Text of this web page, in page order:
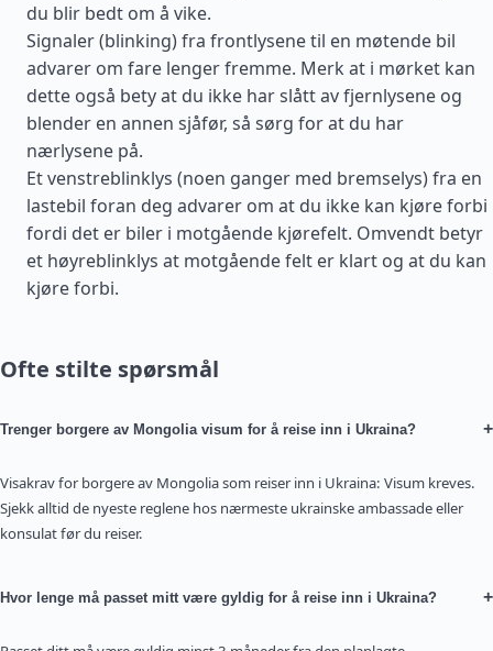
du blir bedt om å vike.
Signaler (blinking) fra frontlysene til en møtende bil
advarer om fare lenger fremme. Merk at i mørket kan
dette også bety at du ikke har slått av fjernlysene og
blender en annen sjåfør, så sørg for at du har
nærlysene på.
Et venstreblinklys (noen ganger med bremselys) fra en
lastebil foran deg advarer om at du ikke kan kjøre forbi
fordi det er biler i motgående kjørefelt. Omvendt betyr
et høyreblinklys at motgående felt er klart og at du kan
kjøre forbi.
Ofte stilte spørsmål
Trenger borgere av Mongolia visum for å reise inn i Ukraina? +
Visakrav for borgere av Mongolia som reiser inn i Ukraina: Visum kreves.
Sjekk alltid de nyeste reglene hos nærmeste ukrainske ambassade eller
konsulat før du reiser.
Hvor lenge må passet mitt være gyldig for å reise inn i Ukraina? +